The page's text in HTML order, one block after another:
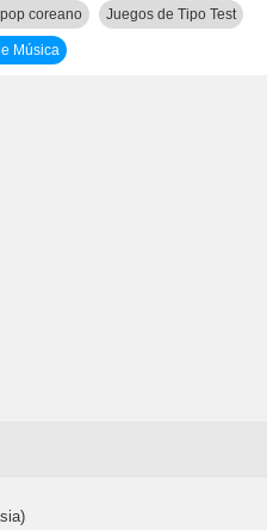
coreano Juegos de Tipo Test
Música